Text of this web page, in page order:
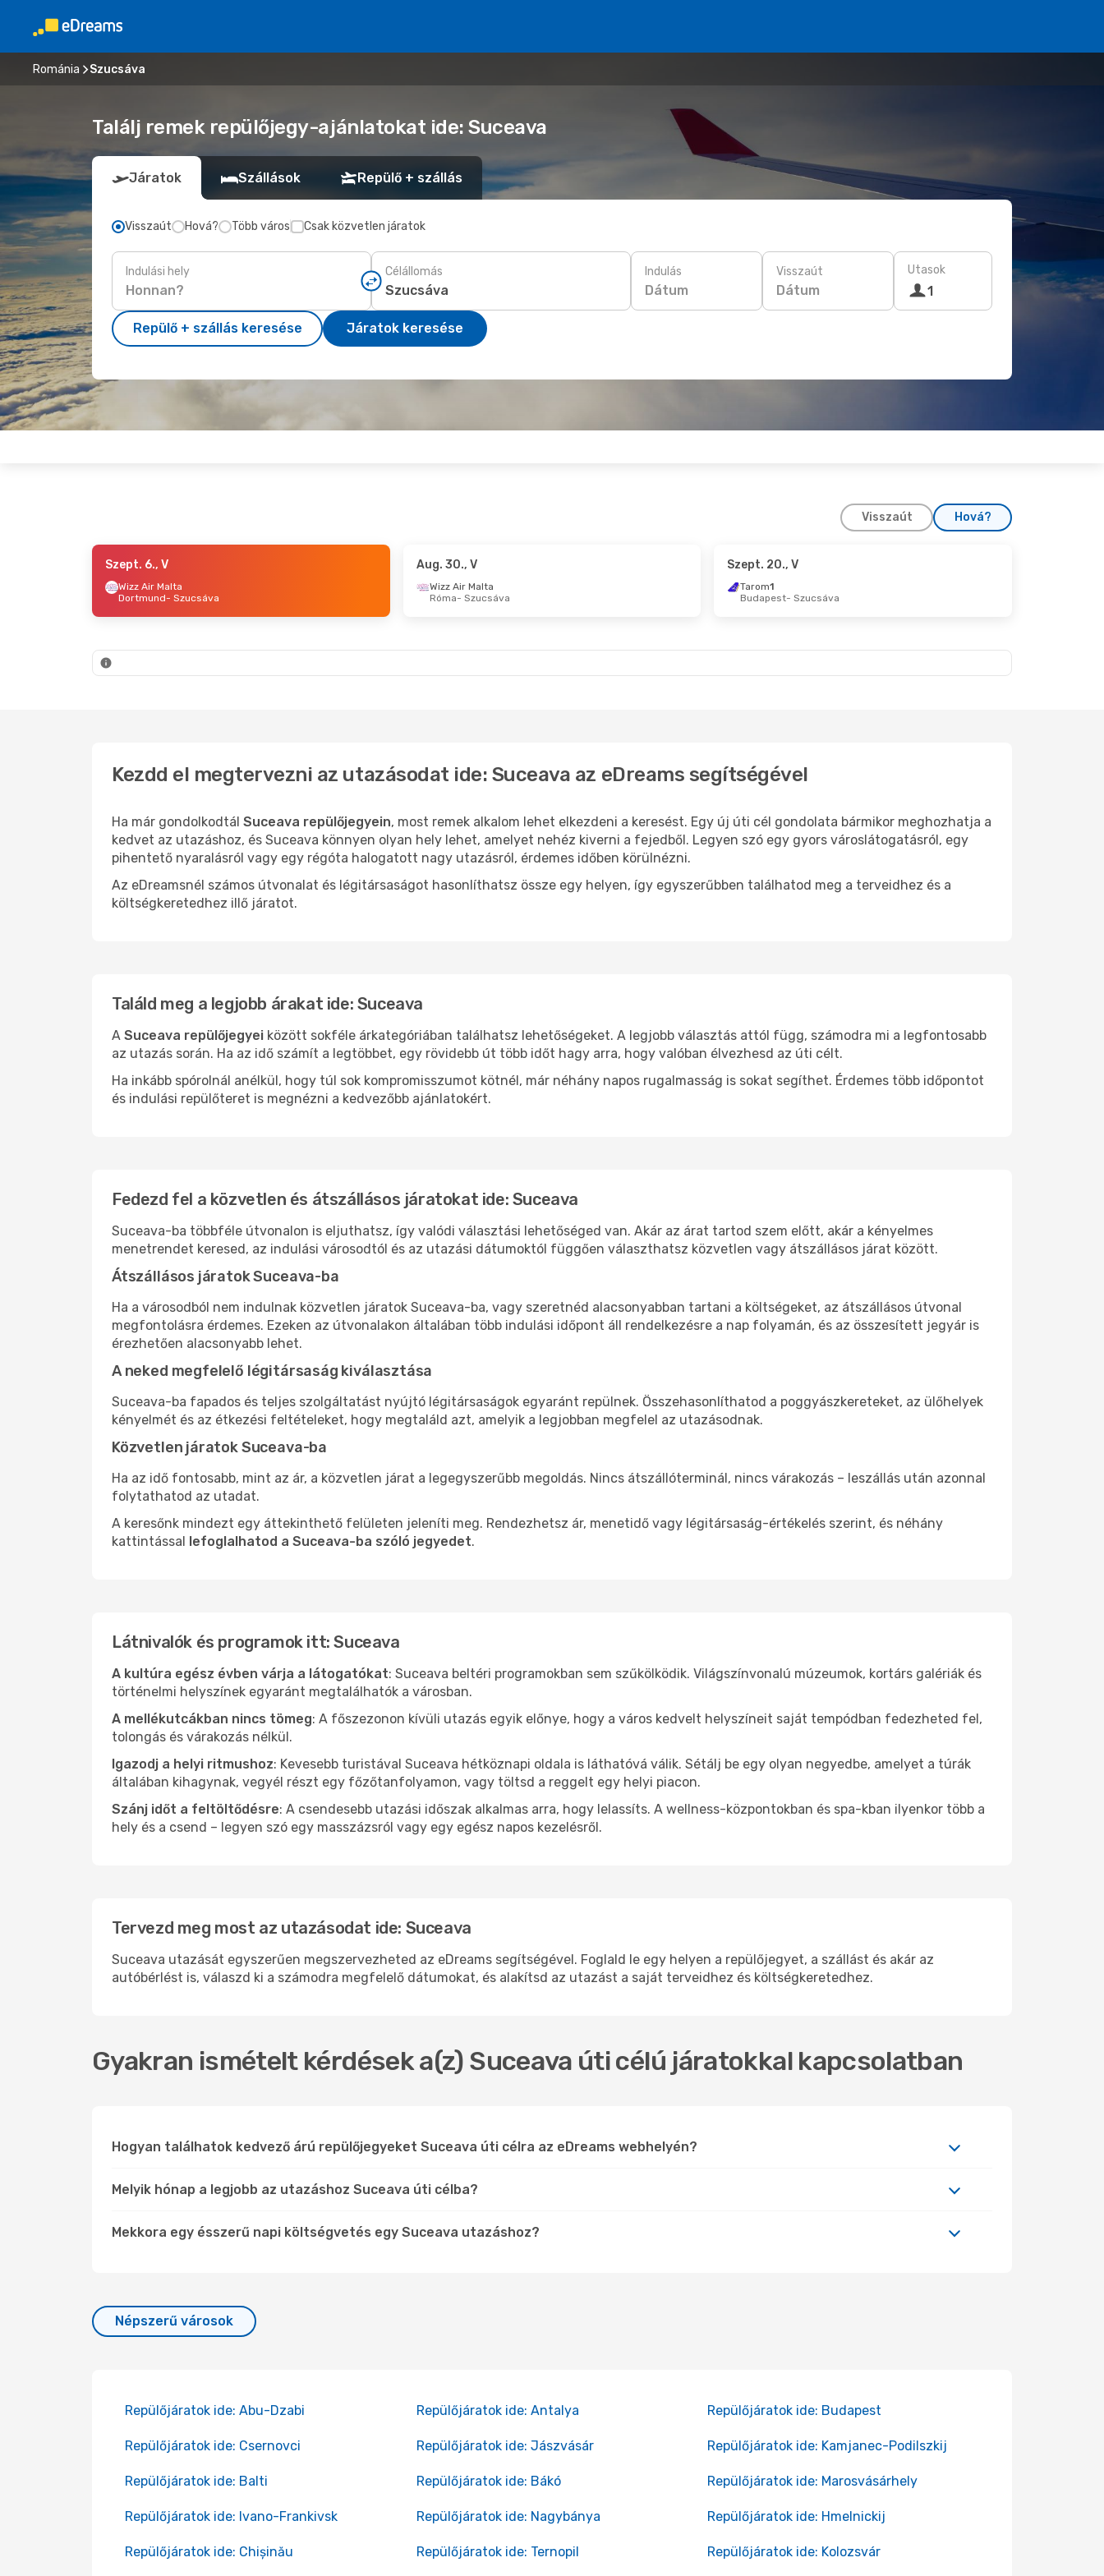
Románia Szucsáva
Találj remek repülőjegy-ajánlatokat ide: Suceava
Járatok Szállások Repülő + szállás
Visszaút Hová? Több város Csak közvetlen járatok
Indulási hely Célállomás Indulás
Dátum
Visszaút
Dátum
Utasok
1
Repülő + szállás keresése Járatok keresése
Visszaút Hová?
- Szept. 20., V
- Szucsáva
- Szucsáva
Szept. 6., V
Wizz Air Malta
Dortmund- Szucsáva
Aug. 30., V
Wizz Air Malta
Róma- Szucsáva
Szept. 20., V
Tarom1
Budapest- Szucsáva
Kezdd el megtervezni az utazásodat ide: Suceava az eDreams segítségével
Ha már gondolkodtál Suceava repülőjegyein, most remek alkalom lehet elkezdeni a keresést. Egy új úti cél gondolata bármikor meghozhatja a
kedvet az utazáshoz, és Suceava könnyen olyan hely lehet, amelyet nehéz kiverni a fejedből. Legyen szó egy gyors városlátogatásról, egy
pihentető nyaralásról vagy egy régóta halogatott nagy utazásról, érdemes időben körülnézni.
Az eDreamsnél számos útvonalat és légitársaságot hasonlíthatsz össze egy helyen, így egyszerűbben találhatod meg a terveidhez és a
költségkeretedhez illő járatot.
Találd meg a legjobb árakat ide: Suceava
A Suceava repülőjegyei között sokféle árkategóriában találhatsz lehetőségeket. A legjobb választás attól függ, számodra mi a legfontosabb
az utazás során. Ha az idő számít a legtöbbet, egy rövidebb út több időt hagy arra, hogy valóban élvezhesd az úti célt.
Ha inkább spórolnál anélkül, hogy túl sok kompromisszumot kötnél, már néhány napos rugalmasság is sokat segíthet. Érdemes több időpontot
és indulási repülőteret is megnézni a kedvezőbb ajánlatokért.
Fedezd fel a közvetlen és átszállásos járatokat ide: Suceava
Suceava-ba többféle útvonalon is eljuthatsz, így valódi választási lehetőséged van. Akár az árat tartod szem előtt, akár a kényelmes
menetrendet keresed, az indulási városodtól és az utazási dátumoktól függően választhatsz közvetlen vagy átszállásos járat között.
Átszállásos járatok Suceava-ba
Ha a városodból nem indulnak közvetlen járatok Suceava-ba, vagy szeretnéd alacsonyabban tartani a költségeket, az átszállásos útvonal
megfontolásra érdemes. Ezeken az útvonalakon általában több indulási időpont áll rendelkezésre a nap folyamán, és az összesített jegyár is
érezhetően alacsonyabb lehet.
A neked megfelelő légitársaság kiválasztása
Suceava-ba fapados és teljes szolgáltatást nyújtó légitársaságok egyaránt repülnek. Összehasonlíthatod a poggyászkereteket, az ülőhelyek
kényelmét és az étkezési feltételeket, hogy megtaláld azt, amelyik a legjobban megfelel az utazásodnak.
Közvetlen járatok Suceava-ba
Ha az idő fontosabb, mint az ár, a közvetlen járat a legegyszerűbb megoldás. Nincs átszállóterminál, nincs várakozás – leszállás után azonnal
folytathatod az utadat.
A keresőnk mindezt egy áttekinthető felületen jeleníti meg. Rendezhetsz ár, menetidő vagy légitársaság-értékelés szerint, és néhány
kattintással lefoglalhatod a Suceava-ba szóló jegyedet.
Látnivalók és programok itt: Suceava
A kultúra egész évben várja a látogatókat: Suceava beltéri programokban sem szűkölködik. Világszínvonalú múzeumok, kortárs galériák és
történelmi helyszínek egyaránt megtalálhatók a városban.
A mellékutcákban nincs tömeg: A főszezonon kívüli utazás egyik előnye, hogy a város kedvelt helyszíneit saját tempódban fedezheted fel,
tolongás és várakozás nélkül.
Igazodj a helyi ritmushoz: Kevesebb turistával Suceava hétköznapi oldala is láthatóvá válik. Sétálj be egy olyan negyedbe, amelyet a túrák
általában kihagynak, vegyél részt egy főzőtanfolyamon, vagy töltsd a reggelt egy helyi piacon.
Szánj időt a feltöltődésre: A csendesebb utazási időszak alkalmas arra, hogy lelassíts. A wellness-központokban és spa-kban ilyenkor több a
hely és a csend – legyen szó egy masszázsról vagy egy egész napos kezelésről.
Tervezd meg most az utazásodat ide: Suceava
Suceava utazását egyszerűen megszervezheted az eDreams segítségével. Foglald le egy helyen a repülőjegyet, a szállást és akár az
autóbérlést is, válaszd ki a számodra megfelelő dátumokat, és alakítsd az utazást a saját terveidhez és költségkeretedhez.
Gyakran ismételt kérdések a(z) Suceava úti célú járatokkal kapcsolatban
Hogyan találhatok kedvező árú repülőjegyeket Suceava úti célra az eDreams webhelyén?
Melyik hónap a legjobb az utazáshoz Suceava úti célba?
Mekkora egy ésszerű napi költségvetés egy Suceava utazáshoz?
Népszerű városok
Repülőjáratok ide: Abu-Dzabi Repülőjáratok ide: Antalya Repülőjáratok ide: Budapest
Repülőjáratok ide: Csernovci Repülőjáratok ide: Jászvásár Repülőjáratok ide: Kamjanec-Podilszkij
Repülőjáratok ide: Balti Repülőjáratok ide: Bákó Repülőjáratok ide: Marosvásárhely
Repülőjáratok ide: Ivano-Frankivsk Repülőjáratok ide: Nagybánya Repülőjáratok ide: Hmelnickij
Repülőjáratok ide: Chișinău Repülőjáratok ide: Ternopil Repülőjáratok ide: Kolozsvár